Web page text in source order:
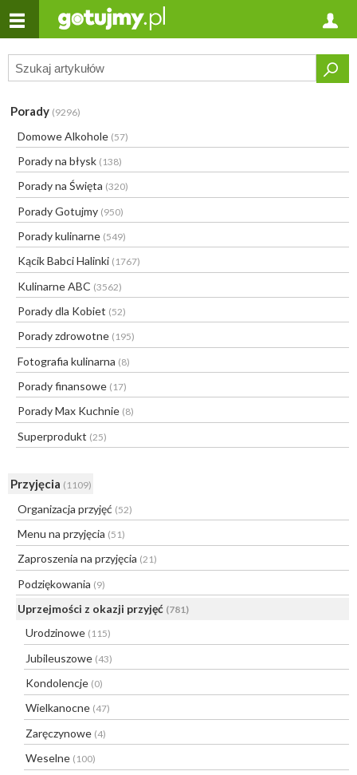
Porady (9296)
Domowe Alkohole (57)
Porady na błysk (138)
Porady na Święta (320)
Porady Gotujmy (950)
Porady kulinarne (549)
Kącik Babci Halinki (1767)
Kulinarne ABC (3562)
Porady dla Kobiet (52)
Porady zdrowotne (195)
Fotografia kulinarna (8)
Porady finansowe (17)
Porady Max Kuchnie (8)
Superprodukt (25)
Przyjęcia (1109)
Organizacja przyjęć (52)
Menu na przyjęcia (51)
Zaproszenia na przyjęcia (21)
Podziękowania (9)
Uprzejmości z okazji przyjęć (781)
Urodzinowe (115)
Jubileuszowe (43)
Kondolencje (0)
Wielkanocne (47)
Zaręczynowe (4)
Weselne (100)